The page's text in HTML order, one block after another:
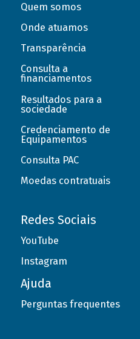
Quem somos
Onde atuamos
Transparência
Consulta a
financiamentos
Resultados para a
sociedade
Credenciamento de
Equipamentos
Consulta PAC
Moedas contratuais
Redes Sociais
YouTube
Instagram
Ajuda
Perguntas frequentes